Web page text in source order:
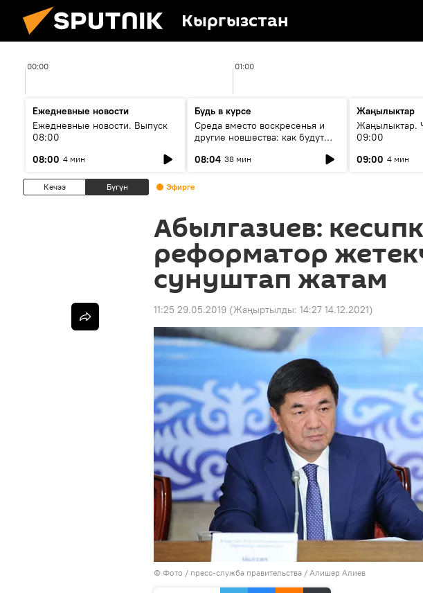
Кыргызстан
00:00 01:00
Ежедневные новости
Ежедневные новости. Выпуск
08:00
08:00 4 мин
Будь в курсе
Среда вместо воскресенья и
другие новшества: как будут
08:04 38 мин
Жаңылыктар
Жаңылыктар.
09:00
09:00 4 мин
Кечээ Бүгүн Эфирге
Абылгазиев:
реформатор
сунуштап жатам
11:25 29.05.2019 (Жаңыртылды: 14:27 14.12.2021)
© Фото / пресс-служба правительства / Алишер Алиев